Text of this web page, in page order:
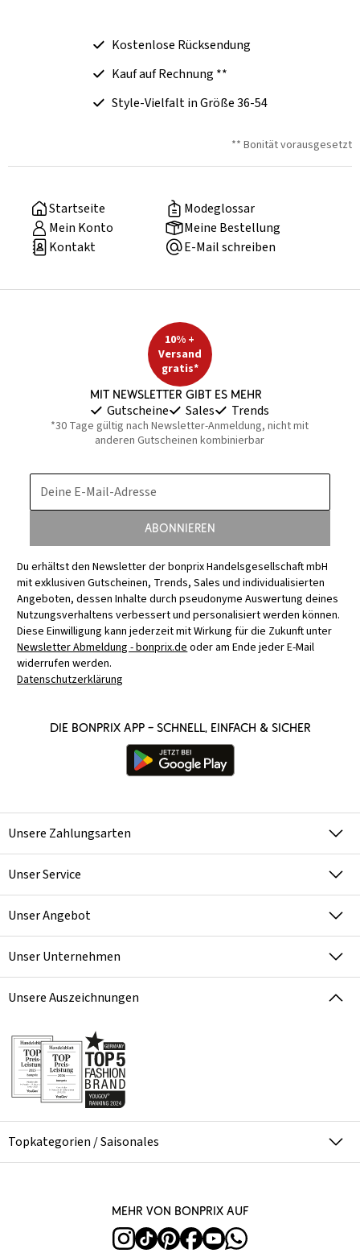
Kostenlose Rücksendung
Kauf auf Rechnung **
Style-Vielfalt in Größe 36-54
** Bonität vorausgesetzt
Startseite
Modeglossar
Mein Konto
Meine Bestellung
Kontakt
E-Mail schreiben
10% +
Versand
gratis*
Mit Newsletter gibt es mehr
Gutscheine Sales Trends
*30 Tage gültig nach Newsletter-Anmeldung, nicht mit
anderen Gutscheinen kombinierbar
Deine E-Mail-Adresse
Abonnieren
Du erhältst den Newsletter der bonprix Handelsgesellschaft mbH
mit exklusiven Gutscheinen, Trends, Sales und individualisierten
Angeboten, dessen Inhalte durch pseudonyme Auswertung deines
Nutzungsverhaltens verbessert und personalisiert werden können.
Diese Einwilligung kann jederzeit mit Wirkung für die Zukunft unter
Newsletter Abmeldung - bonprix.deoder am Ende jeder E-Mail
widerrufen werden.
Datenschutzerklärung
Die bonprix App – schnell, einfach & sicher
Unsere Zahlungsarten
Unser Service
Unser Angebot
Unser Unternehmen
Unsere Auszeichnungen
Topkategorien / Saisonales
Mehr von bonprix auf